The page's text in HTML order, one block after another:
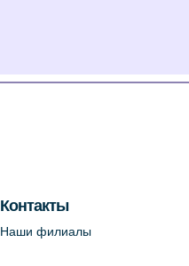
Контакты
Наши филиалы